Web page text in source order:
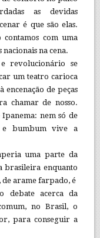
as devidas
é que são elas.
contamos com uma
na cena.
revolucionário se
um teatro carioca
encenação de peças
chamar de nosso.
nem só de
e bumbum vive a
uma parte da
brasileira enquanto
de arame farpado, é
debate acerca da
no Brasil, o
para conseguir a